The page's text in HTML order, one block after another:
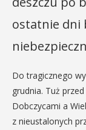
ostatnie dni
Do tragicznego
grudnia. Tuż
Dobczycami a
z nieustalonych